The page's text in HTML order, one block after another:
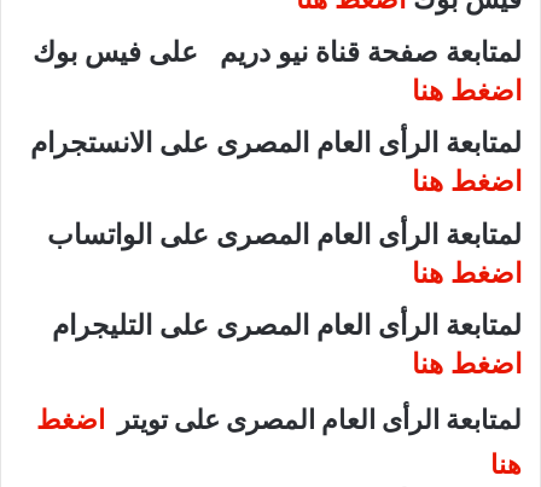
لمتابعة صفحة قناة نيو دريم على فيس بوك
اضغط هنا
لمتابعة الرأى العام المصرى على الانستجرام
اضغط هنا
لمتابعة الرأى العام المصرى على الواتساب
اضغط هنا
لمتابعة الرأى العام المصرى على التليجرام
اضغط هنا
لمتابعة الرأى العام المصرى على تويتر اضغط
هنا